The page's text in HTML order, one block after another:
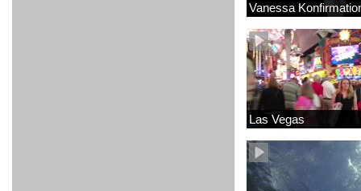
Vanessa
Las Vegas